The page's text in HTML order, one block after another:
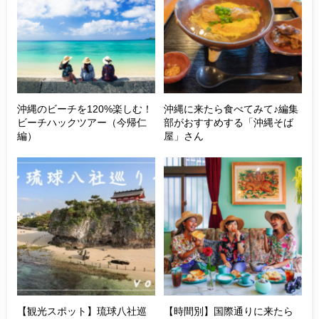
沖縄のビーチを120%楽しむ！
ビーチハックツアー（今帰仁
編）
沖縄に来たら食べてみて♪編集
部がおすすめする「沖縄そば
屋」さん
【観光スポット】琉球八社巡
【時間別】国際通りに来たら